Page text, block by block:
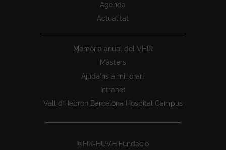
Agenda
Actualitat
Memòria anual del VHIR
Màsters
Ajuda'ns a millorar!
Intranet
Vall d’Hebron Barcelona Hospital Campus
©FIR-HUVH Fundació